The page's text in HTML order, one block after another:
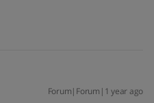
Forum|Forum|1 year ago